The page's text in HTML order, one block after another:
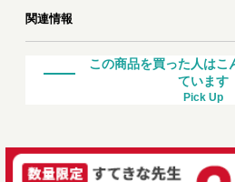
関連情報
この商品を買った人はこ
ています
Pick Up